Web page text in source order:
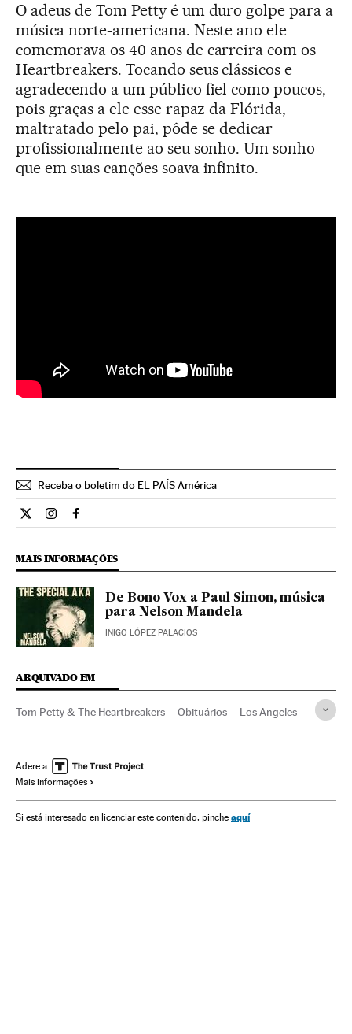
O adeus de Tom Petty é um duro golpe para a
música norte-americana. Neste ano ele
comemorava os 40 anos de carreira com os
Heartbreakers. Tocando seus clássicos e
agradecendo a um público fiel como poucos,
pois graças a ele esse rapaz da Flórida,
maltratado pelo pai, pôde se dedicar
profissionalmente ao seu sonho. Um sonho
que em suas canções soava infinito.
Receba o boletim do EL PAÍS América
Cultura El País Brasil en Twitter
Cultura El País Brasil en Instagram
Cultura El País Brasil en Facebook
MAIS INFORMAÇÕES
De Bono Vox a Paul Simon, música
para Nelson Mandela
IÑIGO LÓPEZ PALACIOS
ARQUIVADO EM
Tom Petty & The Heartbreakers Obituários Los Angeles
Estados Unidos América do Norte
Acontecimentos
Adere a
Mais informações
Si está interesado en licenciar este contenido, pinche aquí